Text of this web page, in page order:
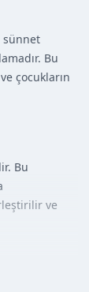
sünnet
Bu
çocukların
Bu
ve
yöntemdir.